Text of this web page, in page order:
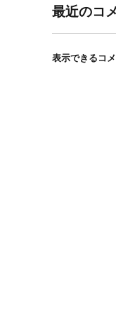
最近のコ
表示できるコ